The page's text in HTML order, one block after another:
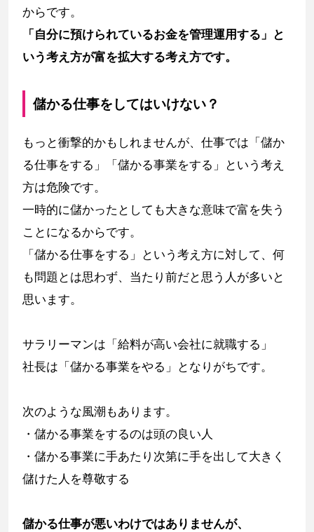
からです。
「自分に預けられているお金を管理運用する」と
いう考え方が富を拡大する考え方です。
儲かる仕事をしてはいけない？
もっと衝撃的かもしれませんが、仕事では「儲か
る仕事をする」「儲かる事業をする」という考え
方は危険です。
一時的に儲かったとしても大きな意味で富を失う
ことになるからです。
「儲かる仕事をする」という考え方に対して、何
も問題とは思わず、当たり前だと思う人が多いと
思います。
サラリーマンは「給料が高い会社に就職する」
社長は「儲かる事業をやる」となりがちです。
次のような風潮もあります。
・儲かる事業をするのは頭の良い人
・儲かる事業に手あたり次第に手を出して大きく
儲けた人を尊敬する
儲かる仕事が悪いわけではありませんが、